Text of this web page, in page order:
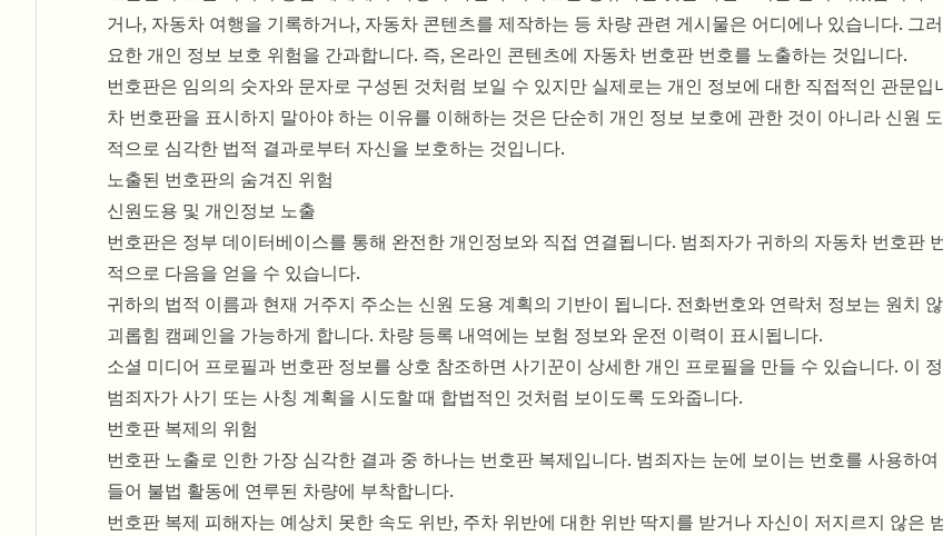
거나, 자동차 여행을 기록하거나, 자동차 콘텐츠를 제작하는 등 차량 관련 게시물은 어디에나 있습니다. 그
요한 개인 정보 보호 위험을 간과합니다. 즉, 온라인 콘텐츠에 자동차 번호판 번호를 노출하는 것입니다.
번호판은 임의의 숫자와 문자로 구성된 것처럼 보일 수 있지만 실제로는 개인 정보에 대한 직접적인 관문입
차 번호판을 표시하지 말아야 하는 이유를 이해하는 것은 단순히 개인 정보 보호에 관한 것이 아니라 신원
적으로 심각한 법적 결과로부터 자신을 보호하는 것입니다.
노출된 번호판의 숨겨진 위험
신원도용 및 개인정보 노출
번호판은 정부 데이터베이스를 통해 완전한 개인정보와 직접 연결됩니다. 범죄자가 귀하의 자동차 번호판
적으로 다음을 얻을 수 있습니다.
귀하의 법적 이름과 현재 거주지 주소는 신원 도용 계획의 기반이 됩니다. 전화번호와 연락처 정보는 원치
괴롭힘 캠페인을 가능하게 합니다. 차량 등록 내역에는 보험 정보와 운전 이력이 표시됩니다.
소셜 미디어 프로필과 번호판 정보를 상호 참조하면 사기꾼이 상세한 개인 프로필을 만들 수 있습니다. 이
범죄자가 사기 또는 사칭 계획을 시도할 때 합법적인 것처럼 보이도록 도와줍니다.
번호판 복제의 위험
번호판 노출로 인한 가장 심각한 결과 중 하나는 번호판 복제입니다. 범죄자는 눈에 보이는 번호를 사용하
들어 불법 활동에 연루된 차량에 부착합니다.
번호판 복제 피해자는 예상치 못한 속도 위반, 주차 위반에 대한 위반 딱지를 받거나 자신이 저지르지 않은